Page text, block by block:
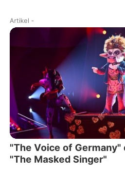
Artikel -
"The Voice of
"The Masked Singer"